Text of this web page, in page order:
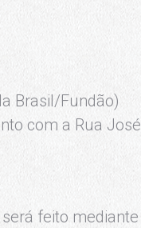
Brasil/Fundão)
com a Rua José
feito mediante